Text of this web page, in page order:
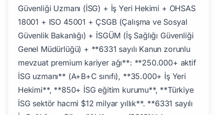
Güvenliği Uzmanı (İSG) + İş Yeri Hekimi + OHSAS
18001 + ISO 45001 + ÇSGB (Çalışma ve Sosyal
Güvenlik Bakanlığı) + İSGÜM (İş Sağlığı Güvenliği
Genel Müdürlüğü) + **6331 sayılı Kanun zorunlu
mevzuat premium kariyer ağı**: **250.000+ aktif
İSG uzmanı** (A+B+C sınıfı), **35.000+ İş Yeri
Hekimi**, **850+ İSG eğitim kurumu**, **Türkiye
İSG sektör hacmi $12 milyar yıllık**. **6331 sayılı